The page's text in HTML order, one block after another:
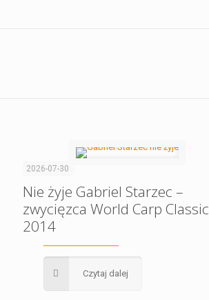
2026-07-30
Nie żyje Gabriel Starzec –
zwycięzca World Carp Classic
2014
Czytaj dalej